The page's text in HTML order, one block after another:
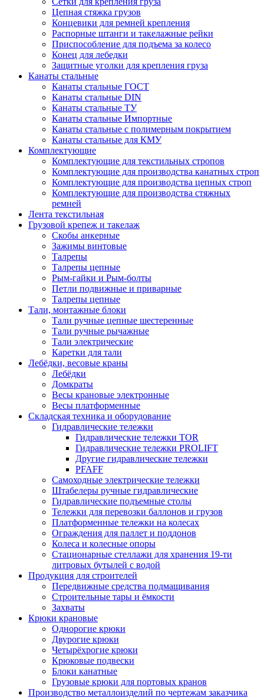
Цепная стяжка грузов
Концевики для ремней крепления
Распорные штанги и такелажные рейки
Приспособление для подъема за колесо
Конец для лебедки
Защитные уголки для крепления груза
Канаты стальные
Канаты стальные ГОСТ
Канаты стальные DIN
Канаты стальные ТУ
Канаты стальные Импортные
Канаты стальные с полимерным покрытием
Канаты стальные для КМУ
Комплектующие
Комплектующие для текстильных стропов
Комплектующие для производства канатных строп
Комплектующие для производства цепных строп
Комплектующие для производства стяжных
ремней
Лента текстильная
Грузовой крепеж и такелаж
Скобы анкерные
Зажимы винтовые
Талрепы
Талрепы цепные
Рым-гайки и Рым-болты
Петли подвижные и приварные
Талрепы цепные
Тали, монтажные блоки
Тали ручные цепные шестеренные
Тали ручные рычажные
Тали электрические
Каретки для тали
Лебёдки, весовые краны
Лебёдки
Домкраты
Весы крановые электронные
Весы платформенные
Складская техника и оборудование
Гидравлические тележки
Гидравлические тележки TOR
Гидравлические тележки PROLIFT
Другие гидравлические тележки
PFAFF
Самоходные электрические тележки
Штабелеры ручные гидравлические
Гидравлические подъемные столы
Тележки для перевозки баллонов и грузов
Платформенные тележки на колесах
Ограждения для паллет и поддонов
Колеса и колесные опоры
Стационарные стеллажи для хранения 19-ти
литровых бутылей с водой
Продукция для строителей
Передвижные средства подмащивания
Строительные тары и ёмкости
Захваты
Крюки крановые
Однорогие крюки
Двурогие крюки
Четырёхрогие крюки
Крюковые подвески
Блоки канатные
Грузовые крюки для портовых кранов
Производство металлоизделий по чертежам заказчика